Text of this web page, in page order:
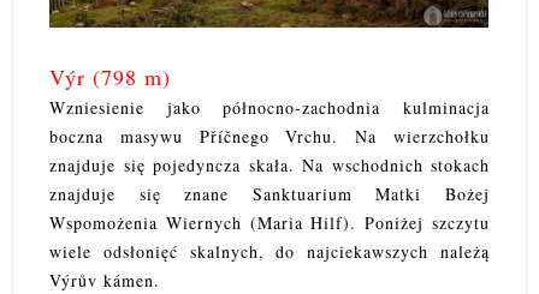
Výr (798 m)
Wzniesienie jako północno-zachodnia kulminacja
boczna masywu Příčnego Vrchu. Na wierzchołku
znajduje się pojedyncza skała. Na wschodnich stokach
znajduje się znane Sanktuarium Matki Bożej
Wspomożenia Wiernych (Maria Hilf). Poniżej szczytu
wiele odsłonięć skalnych, do najciekawszych należą
Výrův kámen.